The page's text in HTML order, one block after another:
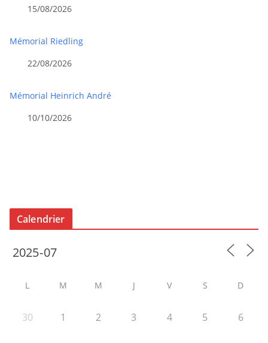
15/08/2026
Mémorial Riedling
22/08/2026
Mémorial Heinrich André
10/10/2026
Calendrier
L M M J V S D
30 1 2 3 4 5 6